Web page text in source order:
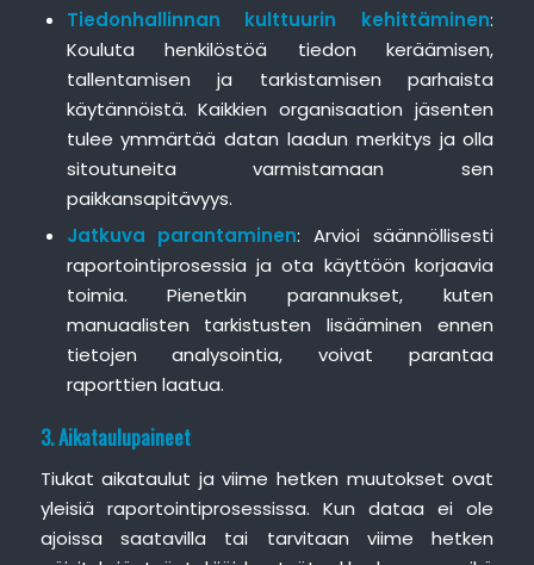
Tiedonhallinnan kulttuurin kehittäminen:
Kouluta henkilöstöä tiedon keräämisen,
tallentamisen ja tarkistamisen parhaista
käytännöistä. Kaikkien organisaation jäsenten
tulee ymmärtää datan laadun merkitys ja olla
sitoutuneita varmistamaan sen
paikkansapitävyys.
Jatkuva parantaminen: Arvioi säännöllisesti
raportointiprosessia ja ota käyttöön korjaavia
toimia. Pienetkin parannukset, kuten
manuaalisten tarkistusten lisääminen ennen
tietojen analysointia, voivat parantaa
raporttien laatua.
3. Aikataulupaineet
Tiukat aikataulut ja viime hetken muutokset ovat
yleisiä raportointiprosessissa. Kun dataa ei ole
ajoissa saatavilla tai tarvitaan viime hetken